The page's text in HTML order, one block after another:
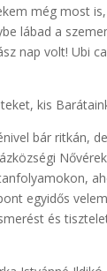
még most
lábad a
nap volt! Ubi
kis
bár ritkán,
egyidős
és